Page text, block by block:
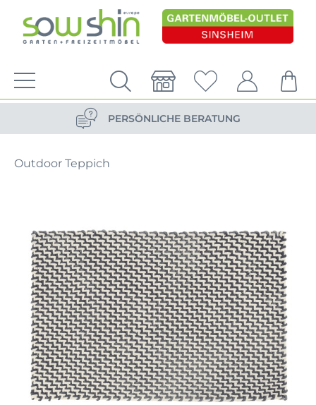
VERSANDKOSTENFREIE LIEFERUNG
PERSÖNLICHE BERATUNG
Outdoor Teppich